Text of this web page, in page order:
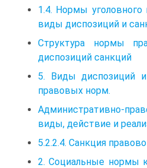
1.4. Нормы уголовного
виды диспозиций и
Структура нормы
диспозиций санкций
5. Виды диспозиций и
правовых норм.
Административно-
виды, действие и
5.2.2.4. Санкция
2. Социальные нормы